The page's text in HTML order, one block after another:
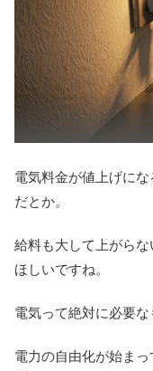
電気料金が値上げに
だとか。
給料も大して上がら
ほしいですね。
電気って絶対に必要な
電力の自由化が始ま